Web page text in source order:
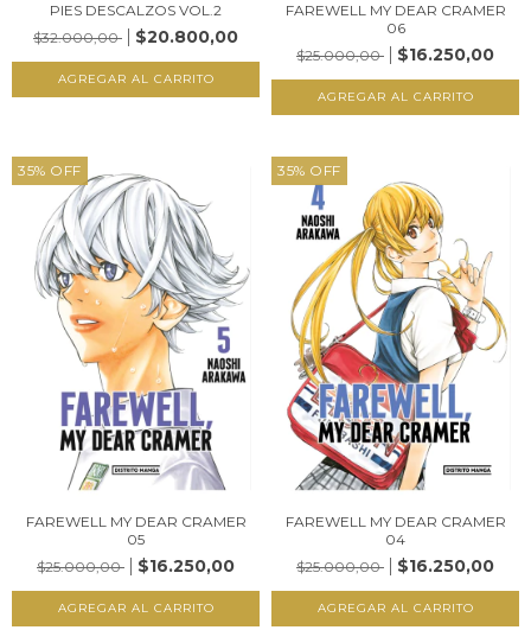
PIES DESCALZOS VOL.2
$32.000,00
$20.800,00
FAREWELL MY DEAR CRAMER
06
$25.000,00
$16.250,00
35% OFF
FAREWELL MY DEAR CRAMER
05
$25.000,00
$16.250,00
35% OFF
FAREWELL MY DEAR CRAMER
04
$25.000,00
$16.250,00